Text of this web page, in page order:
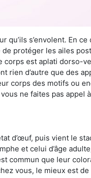
s’envolent. En
protéger les ailes
corps est aplati dorso-
rien d’autre que des
corps des motifs ou
ne faites pas appel
d’œuf, puis vient le
et celui d’âge
commun que leur
vous, le mieux est de